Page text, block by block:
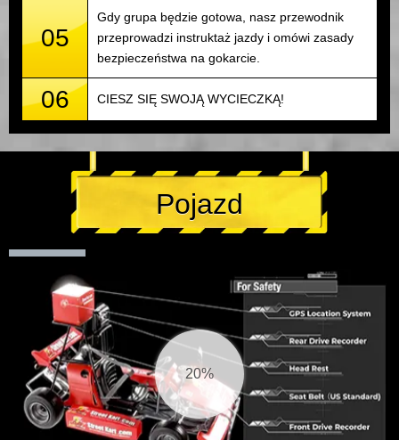
05
Gdy grupa będzie gotowa, nasz przewodnik
przeprowadzi instruktaż jazdy i omówi zasady
bezpieczeństwa na gokarcie.
06 CIESZ SIĘ SWOJĄ WYCIECZKĄ!
Pojazd
20%